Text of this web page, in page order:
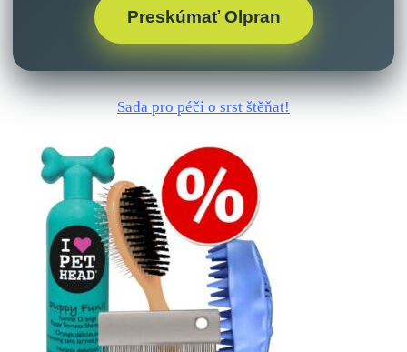
Preskúmať Olpran
Sada pro péči o srst štěňat!